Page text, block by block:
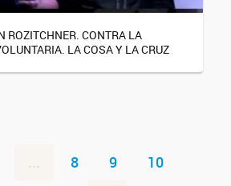
ROZITCHNER. CONTRA LA
LA COSA Y LA CRUZ
... 8 9
10